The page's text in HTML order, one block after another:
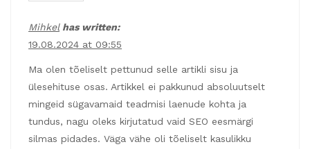
Mihkelhas written:
19.08.2024 at 09:55
Ma olen tõeliselt pettunud selle artikli sisu ja
ülesehituse osas. Artikkel ei pakkunud absoluutselt
mingeid sügavamaid teadmisi laenude kohta ja
tundus, nagu oleks kirjutatud vaid SEO eesmärgi
silmas pidades. Väga vähe oli tõeliselt kasulikku